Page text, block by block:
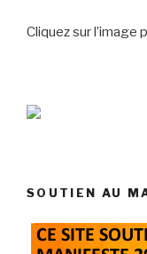
Cliquez sur l’image
SOUTIEN AU